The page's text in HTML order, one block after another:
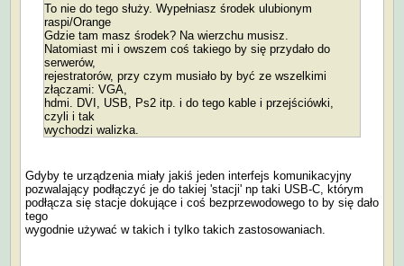
To nie do tego służy. Wypełniasz środek ulubionym
raspi/Orange
Gdzie tam masz środek? Na wierzchu musisz.
Natomiast mi i owszem coś takiego by się przydało do
serwerów,
rejestratorów, przy czym musiało by być ze wszelkimi
złączami: VGA,
hdmi. DVI, USB, Ps2 itp. i do tego kable i przejściówki,
czyli i tak
wychodzi walizka.
Gdyby te urządzenia miały jakiś jeden interfejs komunikacyjny
pozwalający podłączyć je do takiej 'stacji' np taki USB-C, którym
podłącza się stacje dokujące i coś bezprzewodowego to by się dało
tego
wygodnie używać w takich i tylko takich zastosowaniach.